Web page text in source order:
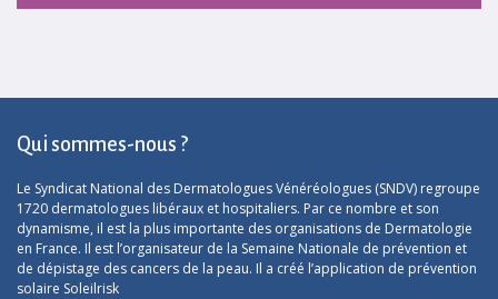
Qui sommes-nous ?
Le Syndicat National des Dermatologues Vénéréologues (SNDV) regroupe
1720 dermatologues libéraux et hospitaliers. Par ce nombre et son
dynamisme, il est la plus importante des organisations de Dermatologie
en France. Il est l’organisateur de la Semaine Nationale de prévention et
de dépistage des cancers de la peau. Il a créé l’application de prévention
solaire Soleilrisk